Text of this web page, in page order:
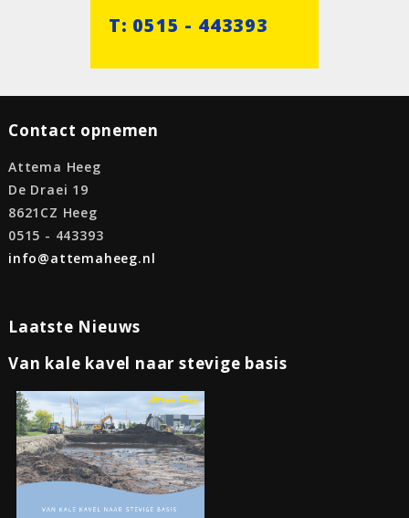
T: 0515 - 443393
Contact opnemen
Attema Heeg
De Draei 19
8621CZ Heeg
0515 - 443393
info@attemaheeg.nl
Laatste Nieuws
Van kale kavel naar stevige basis